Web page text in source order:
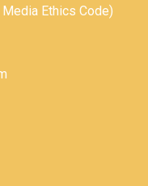
Ethics Code)